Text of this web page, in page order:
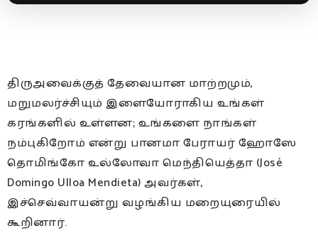
திருஅவைக்குத் தேவையான மாற்றமும்,
மறுமலர்ச்சியும் இளையோராகிய உங்கள்
கரங்களில் உள்ளன; உங்களை நாங்கள்
நம்புகிறோம் என்று பானமா பேராயர் ஹோஸே
தொமிங்கோ உல்லோவா மெந்தியெத்தா (José
Domingo Ulloa Mendieta) அவர்கள்,
இச்செவ்வாயன்று வழங்கிய மறையுரையில்
கூறினார்.